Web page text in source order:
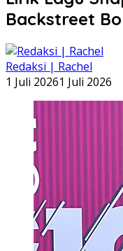
Backstreet
Redaksi | Rachel
1 Juli 20261 Juli 2026